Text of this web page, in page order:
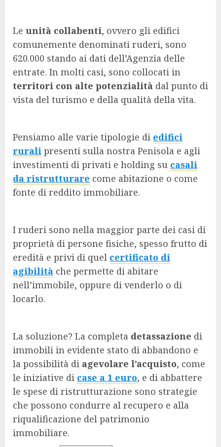
Le unità collabenti, ovvero gli edifici
comunemente denominati ruderi, sono
620.000 stando ai dati dell’Agenzia delle
entrate. In molti casi, sono collocati in
territori con alte potenzialità dal punto di
vista del turismo e della qualità della vita.
Pensiamo alle varie tipologie di edifici
rurali presenti sulla nostra Penisola e agli
investimenti di privati e holding su casali
da ristrutturare come abitazione o come
fonte di reddito immobiliare.
I ruderi sono nella maggior parte dei casi di
proprietà di persone fisiche, spesso frutto di
eredità e privi di quel certificato di
agibilità che permette di abitare
nell’immobile, oppure di venderlo o di
locarlo.
La soluzione? La completa detassazione di
immobili in evidente stato di abbandono e
la possibilità di agevolare l’acquisto, come
le iniziative di case a 1 euro, e di abbattere
le spese di ristrutturazione sono strategie
che possono condurre al recupero e alla
riqualificazione del patrimonio
immobiliare.